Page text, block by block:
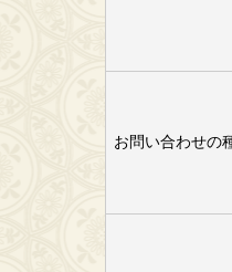
お問い合わせの